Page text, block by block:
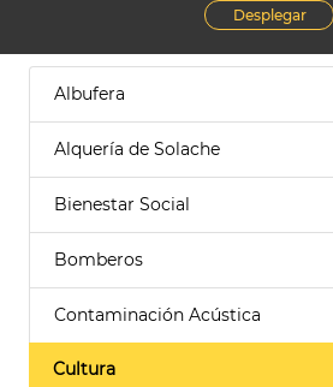
Desplegar
Albufera
Alquería de Solache
Bienestar Social
Bomberos
Contaminación Acústica
Cultura